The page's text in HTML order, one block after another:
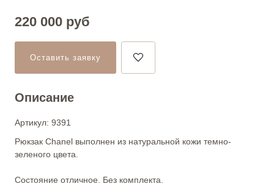
220 000 руб
Оставить заявку
Описание
Артикул: 9391
Рюкзак Chanel выполнен из натуральной кожи темно-
зеленого цвета.
Состояние отличное. Без комплекта.